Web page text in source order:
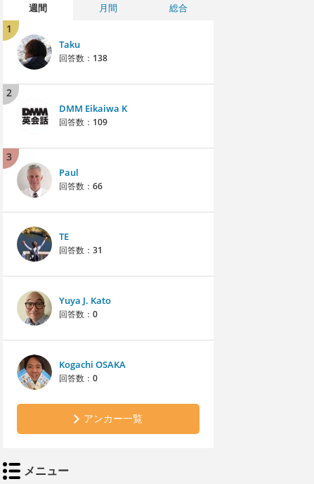
週間 月間 総合
1
Taku
回答数： 138
2
DMM Eikaiwa K
回答数： 109
3
Paul
回答数： 66
TE
回答数： 31
Yuya J. Kato
回答数： 0
Kogachi OSAKA
回答数： 0
アンカー一覧
メニュー